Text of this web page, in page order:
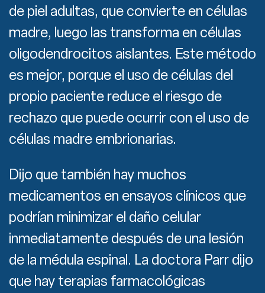
de piel adultas, que convierte en células
madre, luego las transforma en células
oligodendrocitos aislantes. Este método
es mejor, porque el uso de células del
propio paciente reduce el riesgo de
rechazo que puede ocurrir con el uso de
células madre embrionarias.
Dijo que también hay muchos
medicamentos en ensayos clínicos que
podrían minimizar el daño celular
inmediatamente después de una lesión
de la médula espinal. La doctora Parr dijo
que hay terapias farmacológicas